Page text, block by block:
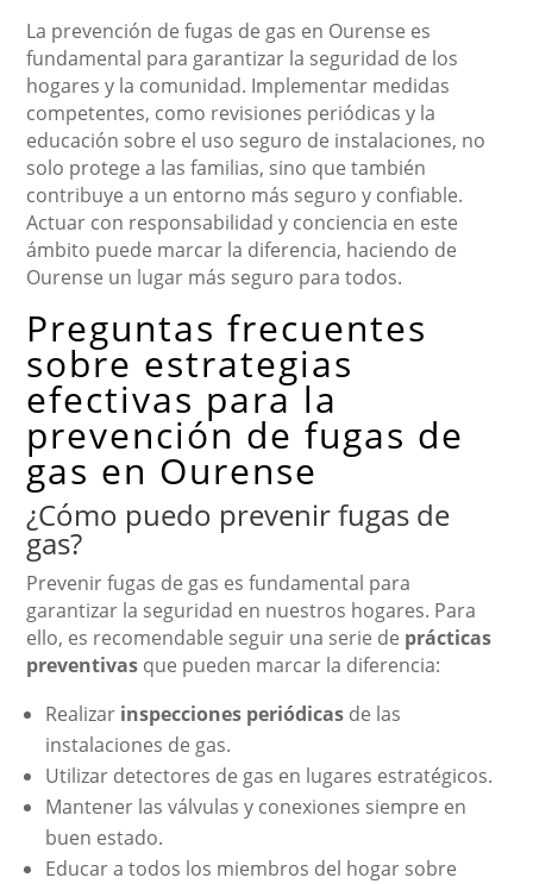
La prevención de fugas de gas en Ourense es
fundamental para garantizar la seguridad de los
hogares y la comunidad. Implementar medidas
competentes, como revisiones periódicas y la
educación sobre el uso seguro de instalaciones, no
solo protege a las familias, sino que también
contribuye a un entorno más seguro y confiable.
Actuar con responsabilidad y conciencia en este
ámbito puede marcar la diferencia, haciendo de
Ourense un lugar más seguro para todos.
Preguntas frecuentes
sobre estrategias
efectivas para la
prevención de fugas de
gas en Ourense
¿Cómo puedo prevenir fugas de
gas?
Prevenir fugas de gas es fundamental para
garantizar la seguridad en nuestros hogares. Para
ello, es recomendable seguir una serie de prácticas
preventivas que pueden marcar la diferencia:
Realizar inspecciones periódicas de las
instalaciones de gas.
Utilizar detectores de gas en lugares estratégicos.
Mantener las válvulas y conexiones siempre en
buen estado.
Educar a todos los miembros del hogar sobre